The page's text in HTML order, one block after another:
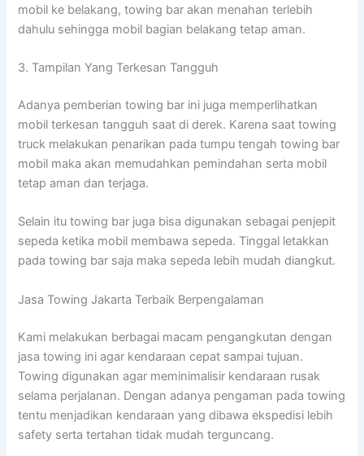
mobil ke belakang, towing bar akan menahan terlebih
dahulu sehingga mobil bagian belakang tetap aman.
3. Tampilan Yang Terkesan Tangguh
Adanya pemberian towing bar ini juga memperlihatkan
mobil terkesan tangguh saat di derek. Karena saat towing
truck melakukan penarikan pada tumpu tengah towing bar
mobil maka akan memudahkan pemindahan serta mobil
tetap aman dan terjaga.
Selain itu towing bar juga bisa digunakan sebagai penjepit
sepeda ketika mobil membawa sepeda. Tinggal letakkan
pada towing bar saja maka sepeda lebih mudah diangkut.
Jasa Towing Jakarta Terbaik Berpengalaman
Kami melakukan berbagai macam pengangkutan dengan
jasa towing ini agar kendaraan cepat sampai tujuan.
Towing digunakan agar meminimalisir kendaraan rusak
selama perjalanan. Dengan adanya pengaman pada towing
tentu menjadikan kendaraan yang dibawa ekspedisi lebih
safety serta tertahan tidak mudah terguncang.